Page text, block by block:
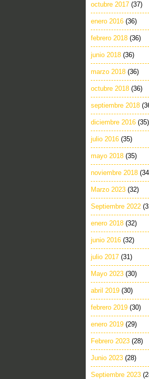
octubre 2017 (37)
enero 2016 (36)
febrero 2018 (36)
junio 2018 (36)
marzo 2018 (36)
octubre 2018 (36)
septiembre 2018
diciembre 2016 (35)
julio 2016 (35)
mayo 2018 (35)
noviembre 2018
Marzo 2023 (32)
Septiembre 2022
enero 2018 (32)
junio 2016 (32)
julio 2017 (31)
Mayo 2023 (30)
abril 2019 (30)
febrero 2019 (30)
enero 2019 (29)
Febrero 2023 (28)
Junio 2023 (28)
Septiembre 2023